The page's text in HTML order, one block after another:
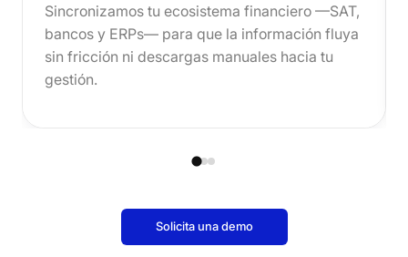
Sincronizamos tu ecosistema financiero —SAT,
bancos y ERPs— para que la información fluya
sin fricción ni descargas manuales hacia tu
gestión.
Solicita una demo